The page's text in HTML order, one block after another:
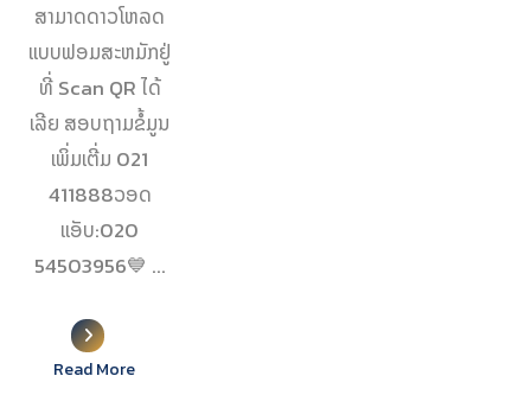
ສາມາດດາວໂຫລດ
ແບບຟອມສະຫມັກຢູ່
ທີ່ Scan QR ໄດ້
ເລີຍ ສອບຖາມຂໍ້ມູນ
ເພິ່ມເຕີ່ມ 021
411888ວອດ
ແອັບ:020
54503956💙 ...
Read More